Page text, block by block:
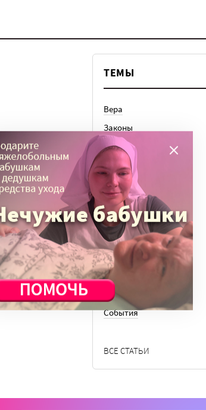
ТЕМЫ
Вера
Законы
История
Колонки
Кто есть кто
Личный опыт
Медицина
Ноу-хау
Общество
Отдых
Семья
События
ВСЕ СТАТЬИ